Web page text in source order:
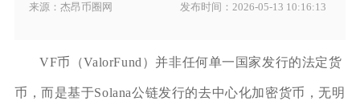
来源：杰昂币圈网 发布时间：2026-05-13 10:16:13
VF币（ValorFund）并非任何单一国家发行的法定货
币，而是基于Solana公链发行的去中心化加密货币，无明